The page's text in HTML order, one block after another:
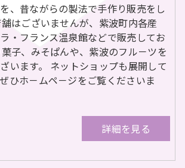
、昔ながらの製法で手作り販売をし
はございませんが、紫波町内各産
・フランス温泉館などで販売してお
子、みそぱんや、紫波のフル－ツを
います。 ネットショップも展開して
ひホ－ムペ－ジをご覧くださいま
詳細を見る